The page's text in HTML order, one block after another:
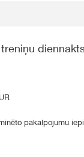
pakalpojumu